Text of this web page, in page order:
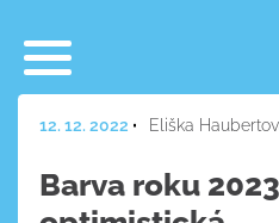
12. 12. 2022 Eliška
Barva roku